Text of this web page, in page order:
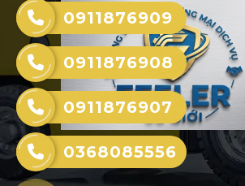
0911876909
0911876908
0911876907
0368085556